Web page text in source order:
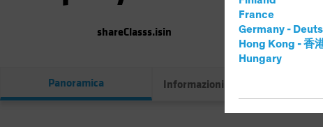
France
Germany -
Hong Kong - 香
Hungary
shareClasss.isin (Al 07/
Panoramica Informazioni principali sul fondo